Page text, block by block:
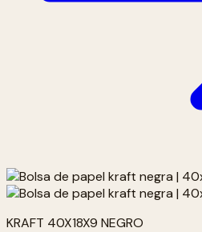
KRAFT 40X18X9 NEGRO